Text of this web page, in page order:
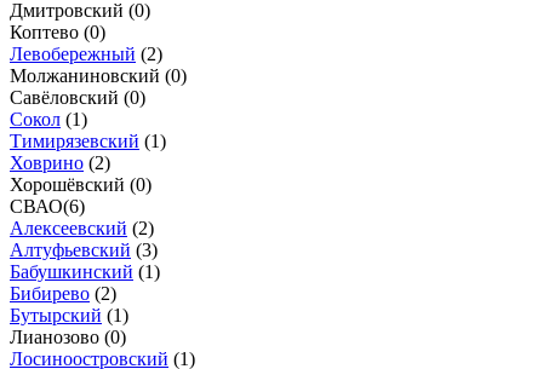
Дмитровский (0)
Коптево (0)
Левобережный (2)
Молжаниновский (0)
Савёловский (0)
Сокол (1)
Тимирязевский (1)
Ховрино (2)
Хорошёвский (0)
СВАО(6)
Алексеевский (2)
Алтуфьевский (3)
Бабушкинский (1)
Бибирево (2)
Бутырский (1)
Лианозово (0)
Лосиноостровский (1)